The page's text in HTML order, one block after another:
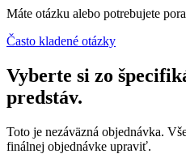
Máte otázku alebo potrebujete
Často kladené otázky
Vyberte si zo
predstáv.
Toto je nezáväzná objednávka.
finálnej objednávke upraviť.